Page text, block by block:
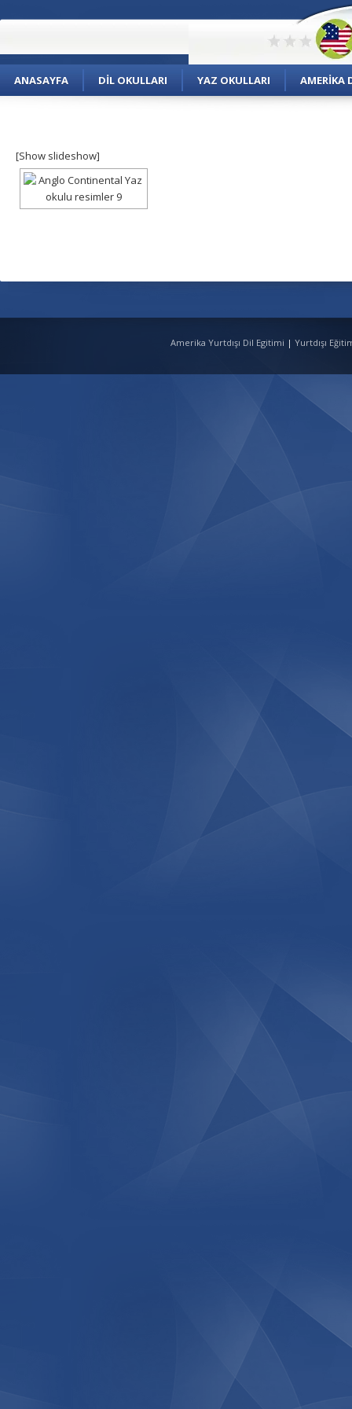
ANASAYFA DIL OKULLARI YAZ OKULLARI AMERIKA
[Show slideshow]
Amerika Yurtdışı Dil Egitimi | Yurtdışı